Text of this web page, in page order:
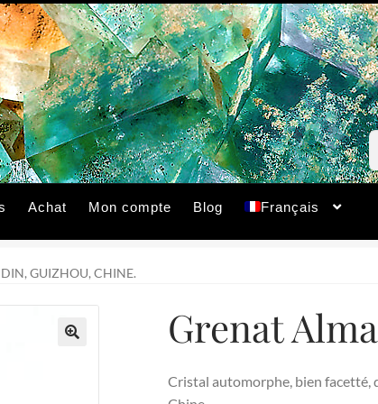
Achat Mon compte Blog Français
GUIZHOU, CHINE.
Grenat
Cristal automorphe, bien facetté,